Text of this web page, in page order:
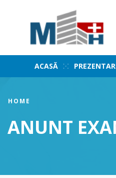
ACASĂ
HOME
ANUNT